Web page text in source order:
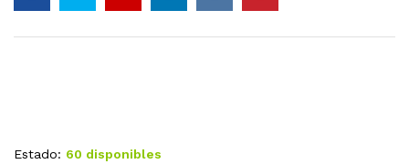
Estado: 60 disponibles